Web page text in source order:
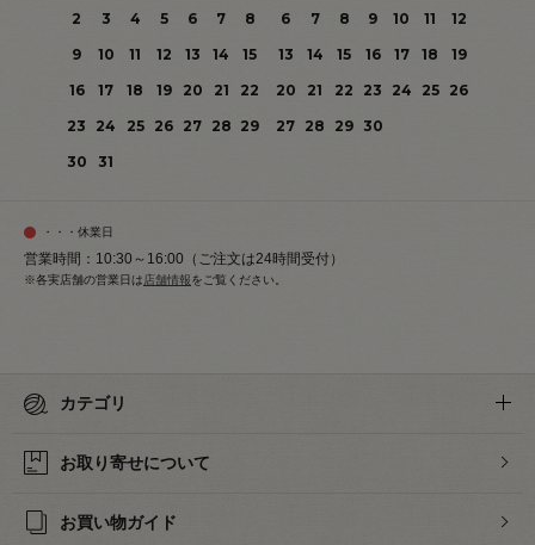
2
3 4 5 6 7
8
9
10 11 12 13 14
15
16
17 18 19 20 21
22
23
24 25 26 27 28 29
30
31
6
7 8 9 10 11
12
13
14 15 16 17 18
19
20
21 22 23 24 25
26
27 28 29 30
・・・休業日
営業時間：10:30～16:00（ご注文は24時間受付）
※各実店舗の営業日は 店舗情報をご覧ください。
カテゴリ
お取り寄せについて
お買い物ガイド